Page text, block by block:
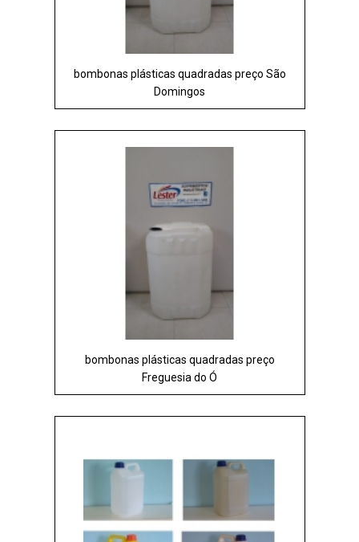
bombonas plásticas quadradas preço São
Domingos
bombonas plásticas quadradas preço
Freguesia do Ó